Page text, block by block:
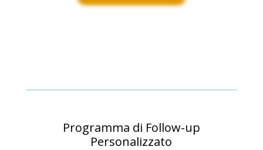
Programma di Follow-up
Personalizzato